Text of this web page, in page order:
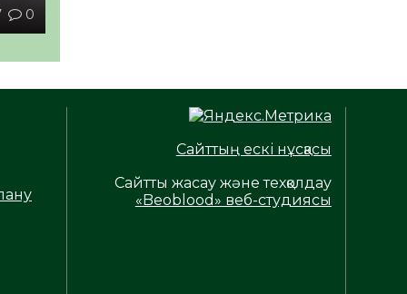
0
Сайттың ескі нұсқасы
Сайтты жасау және техқолдау
«Beoblood» веб-студиясы